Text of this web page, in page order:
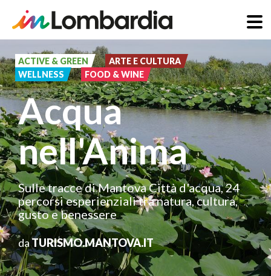
al
contenuto
principale
ACTIVE & GREEN
ARTE E CULTURA
WELLNESS
FOOD & WINE
Acqua
nell'Anima
Sulle tracce di Mantova Città d'acqua, 24
percorsi esperienziali tra natura, cultura,
gusto e benessere
daTURISMO.MANTOVA.IT